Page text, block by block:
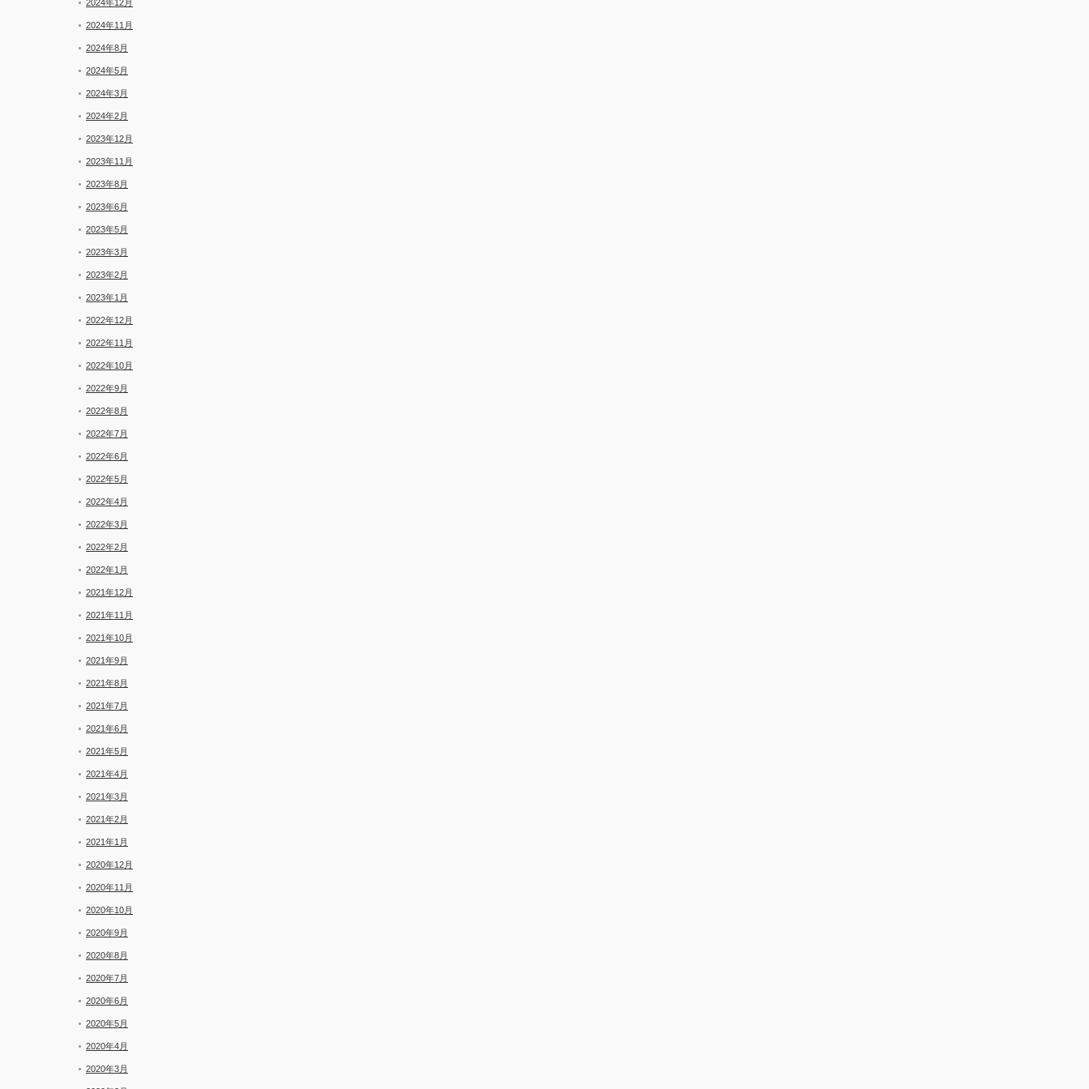
2024年12月
2024年11月
2024年8月
2024年5月
2024年3月
2024年2月
2023年12月
2023年11月
2023年8月
2023年6月
2023年5月
2023年3月
2023年2月
2023年1月
2022年12月
2022年11月
2022年10月
2022年9月
2022年8月
2022年7月
2022年6月
2022年5月
2022年4月
2022年3月
2022年2月
2022年1月
2021年12月
2021年11月
2021年10月
2021年9月
2021年8月
2021年7月
2021年6月
2021年5月
2021年4月
2021年3月
2021年2月
2021年1月
2020年12月
2020年11月
2020年10月
2020年9月
2020年8月
2020年7月
2020年6月
2020年5月
2020年4月
2020年3月